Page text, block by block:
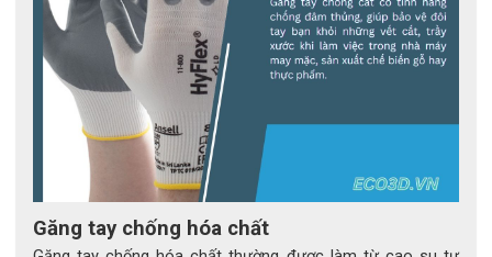
Găng tay RINGERS R065
2. Công nghệ bảo vệ vượt trội
RINGERS R065 nổi bật với công nghệ RINGERS Impact
Protection™, giúp giảm lực tác động trực tiếp lên tay người
Găng tay chống hóa chất